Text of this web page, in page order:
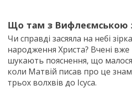
Що там з Вифлеємською
Чи справді засяяла на небі
народження Христа? Вчені вже
шукають пояснення, що малося
коли Матвій писав про це
трьох волхвів до Ісуса.